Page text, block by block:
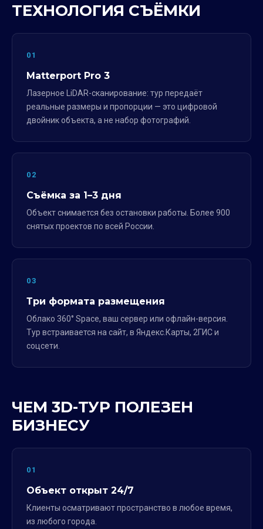
ТЕХНОЛОГИЯ СЪЁМКИ
01
Matterport Pro 3
Лазерное LiDAR-сканирование: тур передаёт
реальные размеры и пропорции — это цифровой
двойник объекта, а не набор фотографий.
02
Съёмка за 1–3 дня
Объект снимается без остановки работы. Более 900
снятых проектов по всей России.
03
Три формата размещения
Облако 360° Space, ваш сервер или офлайн-версия.
Тур встраивается на сайт, в Яндекс.Карты, 2ГИС и
соцсети.
ЧЕМ 3D-ТУР ПОЛЕЗЕН
БИЗНЕСУ
01
Объект открыт 24/7
Клиенты осматривают пространство в любое время,
из любого города.